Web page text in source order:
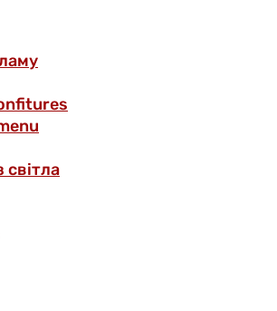
світла